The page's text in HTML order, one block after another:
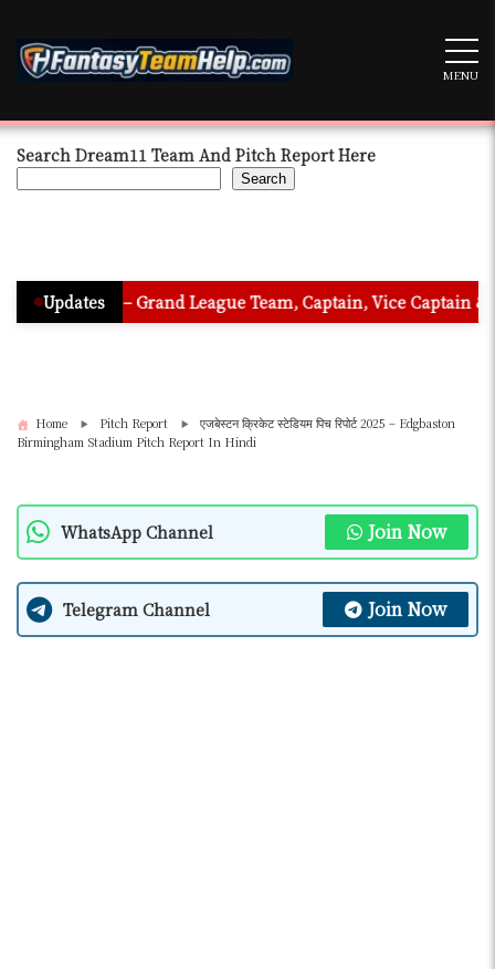
content
MENU
Search Dream11 Team And Pitch Report Here
Search
Updates
– Grand League Team, Captain, Vice Captain & Must Pick
Home Pitch Report
एजबेस्टन क्रिकेट स्टेडियम पिच रिपोर्ट 2025 – Edgbaston
Birmingham Stadium Pitch Report In Hindi
WhatsApp Channel Join Now
Telegram Channel Join Now